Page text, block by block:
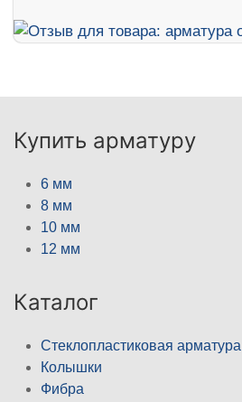
Купить арматуру
6 мм
8 мм
10 мм
12 мм
Каталог
Стеклопластиковая арматура
Колышки
Фибра